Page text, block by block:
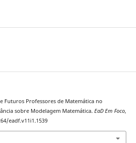
Futuros Professores de Matemática no
sobre Modelagem Matemática. EaD Em Foco,
eadf.v11i1.1539